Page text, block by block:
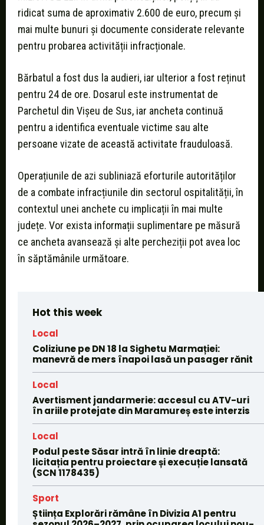
ridicat suma de aproximativ 2.600 de euro, precum și
mai multe bunuri și documente considerate relevante
pentru probarea activității infracționale.
Bărbatul a fost dus la audieri, iar ulterior a fost reținut
pentru 24 de ore. Dosarul este instrumentat de
Parchetul din Vișeu de Sus, iar ancheta continuă
pentru a identifica eventuale victime sau alte
persoane vizate de această activitate frauduloasă.
Operațiunile de azi subliniază eforturile autorităților
de a combate infracțiunile din sectorul ospitalității, în
contextul unei anchete cu implicații în mai multe
județe. Vor exista informații suplimentare pe măsură
ce ancheta avansează și alte percheziții pot avea loc
în săptămânile următoare.
Hot this week
Local
Coliziune pe DN 18 la Sighetu Marmației:
manevră de mers înapoi lasă un pasager rănit
Local
Avertisment jandarmerie: accesul cu ATV-uri
în ariile protejate din Maramureș este interzis
Local
Podul peste Săsar intră în linie dreaptă:
licitația pentru proiectare și execuție lansată
(SCN 1178435)
Sport
Știința Explorări rămâne în Divizia A1 pentru